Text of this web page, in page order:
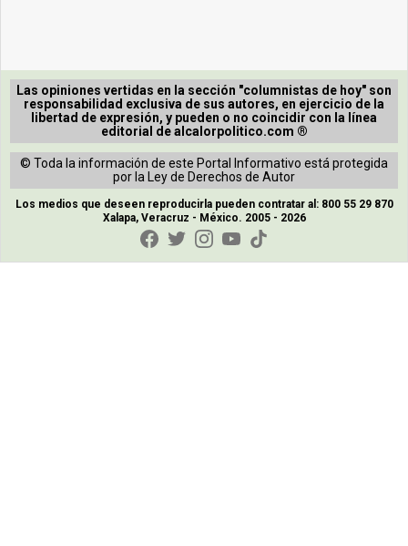
Las opiniones vertidas en la sección "columnistas de hoy" son
responsabilidad exclusiva de sus autores, en ejercicio de la
libertad de expresión, y pueden o no coincidir con la línea
editorial de alcalorpolitico.com ®
© Toda la información de este Portal Informativo está protegida
por la Ley de Derechos de Autor
Los medios que deseen reproducirla pueden contratar al: 800 55 29 870
Xalapa, Veracruz - México. 2005 - 2026